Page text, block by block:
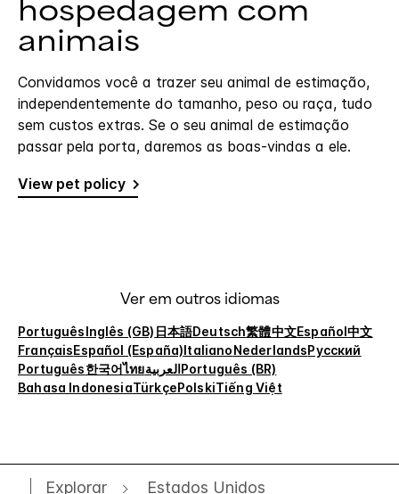
hospedagem com
animais
Convidamos você a trazer seu animal de estimação,
independentemente do tamanho, peso ou raça, tudo
sem custos extras. Se o seu animal de estimação
passar pela porta, daremos as boas-vindas a ele.
View pet policy
Ver em outros idiomas
PortuguêsInglês (GB) 日本語Deutsch繁體中文Español中文
FrançaisEspañol (España)ItalianoNederlandsРусский
Português한국어ไทยالعربيةPortuguês (BR)
Bahasa IndonesiaTürkçePolskiTiếng Việt
Explorar
Estados Unidos